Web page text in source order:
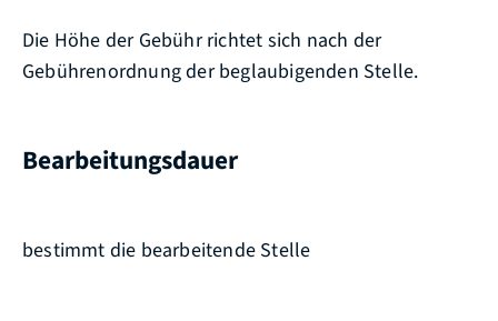
Die Höhe der Gebühr richtet sich nach der
Gebührenordnung der beglaubigenden Stelle.
Bearbeitungsdauer
bestimmt die bearbeitende Stelle